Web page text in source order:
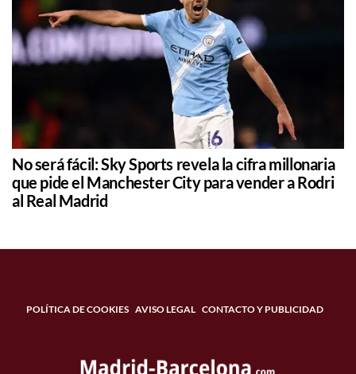
No será fácil: Sky Sports revela la cifra millonaria
que pide el Manchester City para vender a Rodri
al Real Madrid
POLÍTICA DE COOKIES AVISO LEGAL CONTACTO Y PUBLICIDAD